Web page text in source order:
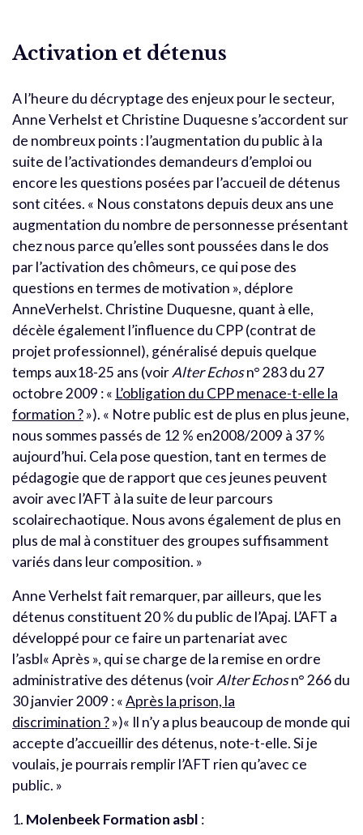
Activation et détenus
A l’heure du décryptage des enjeux pour le secteur,
Anne Verhelst et Christine Duquesne s’accordent sur
de nombreux points : l’augmentation du public à la
suite de l’activationdes demandeurs d’emploi ou
encore les questions posées par l’accueil de détenus
sont citées. « Nous constatons depuis deux ans une
augmentation du nombre de personnesse présentant
chez nous parce qu’elles sont poussées dans le dos
par l’activation des chômeurs, ce qui pose des
questions en termes de motivation », déplore
AnneVerhelst. Christine Duquesne, quant à elle,
décèle également l’influence du CPP (contrat de
projet professionnel), généralisé depuis quelque
temps aux18-25 ans (voirAlter Echosn° 283 du 27
octobre 2009 : « L’obligation du CPP menace-t-elle la
formation ?»). « Notre public est de plus en plus jeune,
nous sommes passés de 12 % en2008/2009 à 37 %
aujourd’hui. Cela pose question, tant en termes de
pédagogie que de rapport que ces jeunes peuvent
avoir avec l’AFT à la suite de leur parcours
scolairechaotique. Nous avons également de plus en
plus de mal à constituer des groupes suffisamment
variés dans leur composition. »
Anne Verhelst fait remarquer, par ailleurs, que les
détenus constituent 20 % du public de l’Apaj. L’AFT a
développé pour ce faire un partenariat avec
l’asbl« Après », qui se charge de la remise en ordre
administrative des détenus (voirAlter Echosn° 266 du
30 janvier 2009 : «Après la prison, la
discrimination ?»)« Il n’y a plus beaucoup de monde qui
accepte d’accueillir des détenus, note-t-elle. Si je
voulais, je pourrais remplir l’AFT rien qu’avec ce
public. »
1. Molenbeek Formation asbl :